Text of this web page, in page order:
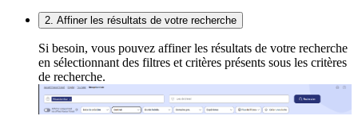
2. Affiner les résultats de votre recherche
Si besoin, vous pouvez affiner les résultats de votre recherche
en sélectionnant des filtres et critères présents sous les critères
de recherche.